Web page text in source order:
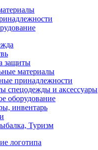
защиты
материалы
принадлежности
спецодежды и аксессуары
оборудование
инвентарь
Туризм
логотипа